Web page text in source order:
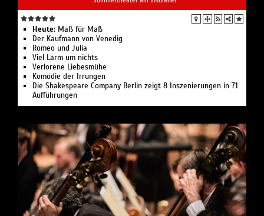
Heute: Maß für Maß
Der Kaufmann von Venedig
Romeo und Julia
Viel Lärm um nichts
Verlorene Liebesmühe
Komödie der Irrungen
Die Shakespeare Company Berlin zeigt 8 Inszenierungen in 71
Aufführungen